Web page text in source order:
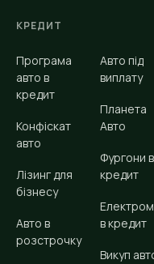
КРЕДИТ
Програма
авто в
кредит
Конфіскат
авто
Лізинг для
бізнесу
Авто в
розстрочку
Авто під
виплату
Планета
Авто
Фургони в
кредит
в кредит
Викуп